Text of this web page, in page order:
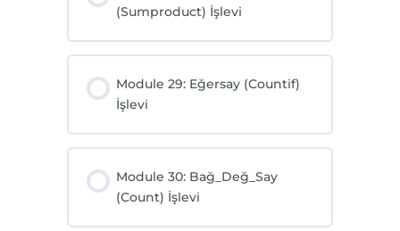
(Sumproduct) İşlevi
Module 29: Eğersay (Countif)
İşlevi
Module 30: Bağ_Değ_Say
(Count) İşlevi